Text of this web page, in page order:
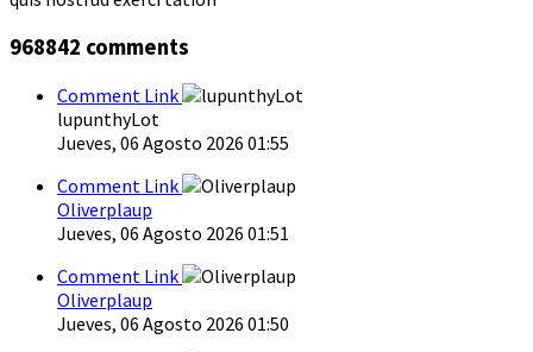
968842 comments
Comment Link
lupunthyLot
Jueves, 06 Agosto 2026 01:55
Comment Link
Oliverplaup
Jueves, 06 Agosto 2026 01:51
Comment Link
Oliverplaup
Jueves, 06 Agosto 2026 01:50